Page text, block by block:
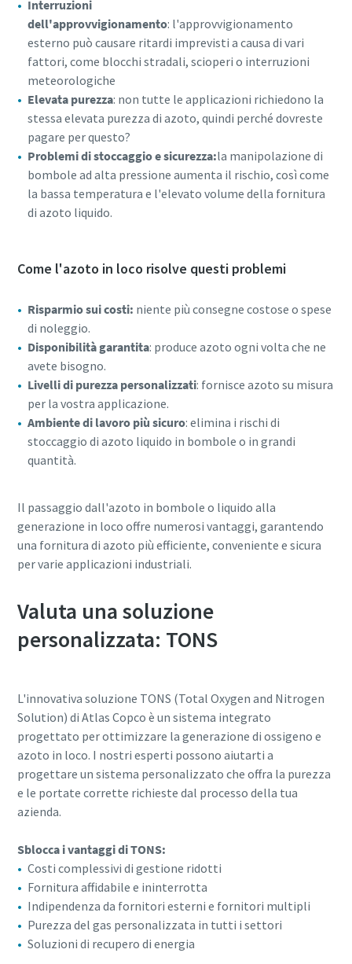
Interruzioni
dell'approvvigionamento: l'approvvigionamento
esterno può causare ritardi imprevisti a causa di vari
fattori, come blocchi stradali, scioperi o interruzioni
meteorologiche
Elevata purezza: non tutte le applicazioni richiedono la
stessa elevata purezza di azoto, quindi perché dovreste
pagare per questo?
Problemi di stoccaggio e sicurezza:la manipolazione di
bombole ad alta pressione aumenta il rischio, così come
la bassa temperatura e l'elevato volume della fornitura
di azoto liquido.
Come l'azoto in loco risolve questi problemi
Risparmio sui costi: niente più consegne costose o spese
di noleggio.
Disponibilità garantita: produce azoto ogni volta che ne
avete bisogno.
Livelli di purezza personalizzati: fornisce azoto su misura
per la vostra applicazione.
Ambiente di lavoro più sicuro: elimina i rischi di
stoccaggio di azoto liquido in bombole o in grandi
quantità.
Il passaggio dall'azoto in bombole o liquido alla
generazione in loco offre numerosi vantaggi, garantendo
una fornitura di azoto più efficiente, conveniente e sicura
per varie applicazioni industriali.
Valuta una soluzione
personalizzata: TONS
L'innovativa soluzione TONS (Total Oxygen and Nitrogen
Solution) di Atlas Copco è un sistema integrato
progettato per ottimizzare la generazione di ossigeno e
azoto in loco. I nostri esperti possono aiutarti a
progettare un sistema personalizzato che offra la purezza
e le portate corrette richieste dal processo della tua
azienda.
Sblocca i vantaggi di TONS:
Costi complessivi di gestione ridotti
Fornitura affidabile e ininterrotta
Indipendenza da fornitori esterni e fornitori multipli
Purezza del gas personalizzata in tutti i settori
Soluzioni di recupero di energia